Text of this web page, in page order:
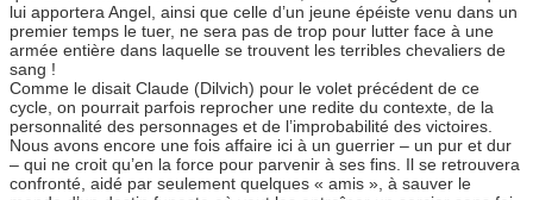
lui apportera Angel, ainsi que celle d’un jeune épéiste venu dans un
premier temps le tuer, ne sera pas de trop pour lutter face à une
armée entière dans laquelle se trouvent les terribles chevaliers de
sang !
Comme le disait Claude (Dilvich) pour le volet précédent de ce
cycle, on pourrait parfois reprocher une redite du contexte, de la
personnalité des personnages et de l’improbabilité des victoires.
Nous avons encore une fois affaire ici à un guerrier – un pur et dur
– qui ne croit qu’en la force pour parvenir à ses fins. Il se retrouvera
confronté, aidé par seulement quelques « amis », à sauver le